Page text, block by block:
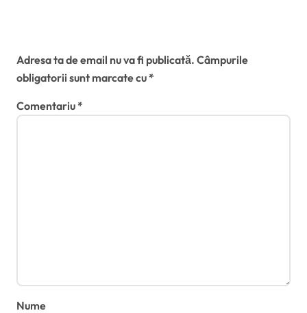
Adresa ta de email nu va fi publicată. Câmpurile
obligatorii sunt marcate cu*
Comentariu*
Nume